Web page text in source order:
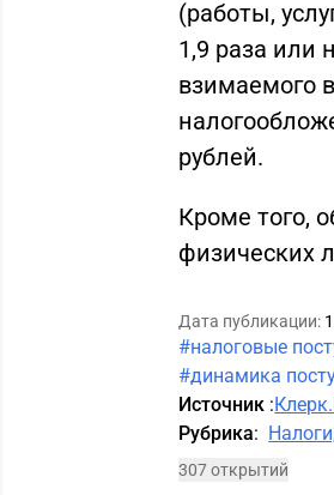
(работы,
1,9 раза или
взимаемого
рублей.
Кроме того,
физических
Дата публикации:
#налоговые
#динамика
Источник :
Рубрика:
307 открытий